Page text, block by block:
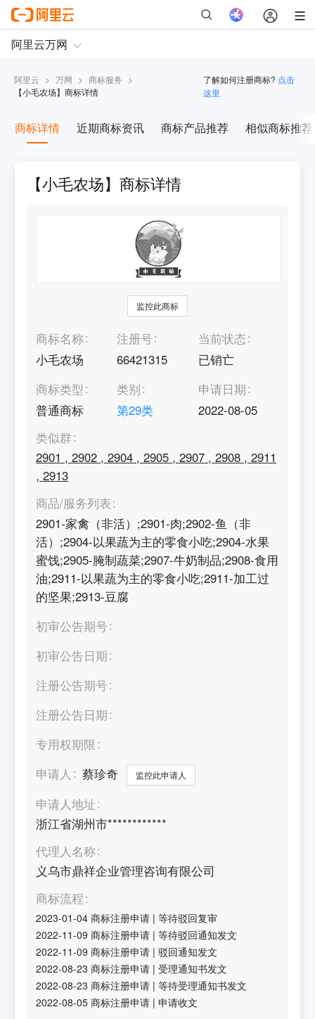
阿里云 > 万网 > 商标服务 >
【小毛农场】商标详情
了解如何注册商标? 点击
这里
商标详情 近期商标资讯 商标产品推荐 相似商标推荐
【小毛农场】商标详情
监控此商标
商标名称
小毛农场
注册号
66421315
当前状态
已销亡
商标类型
普通商标
类别
第29类
申请日期
2022-08-05
类似群
2901 ,2902 ,2904 ,2905 ,2907 ,2908 ,2911
,2913
商品/服务列表
2901-家禽（非活）;2901-肉;2902-鱼（非
活）;2904-以果蔬为主的零食小吃;2904-水果
蜜饯;2905-腌制蔬菜;2907-牛奶制品;2908-食用
油;2911-以果蔬为主的零食小吃;2911-加工过
的坚果;2913-豆腐
初审公告期号
初审公告日期
注册公告期号
注册公告日期
专用权期限
申请人
蔡珍奇 监控此申请人
申请人地址
浙江省湖州市************
代理人名称
义乌市鼎祥企业管理咨询有限公司
商标流程
2023-01-04 商标注册申请 |等待驳回复审
2022-11-09 商标注册申请 |等待驳回通知发文
2022-11-09 商标注册申请 |驳回通知发文
2022-08-23 商标注册申请 |受理通知书发文
2022-08-23 商标注册申请 |等待受理通知书发文
2022-08-05 商标注册申请 |申请收文